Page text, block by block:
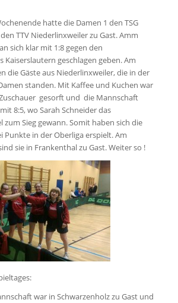
hatte die Damen 1 den TSG
TTV Niederlinxweiler zu Gast. Amm
sich klar mit 1:8 gegen den
Kaiserslautern geschlagen geben. Am
die Gäste aus Niederlinxweiler, die in der
standen. Mit Kaffee und Kuchen war
gesorft und die Mannschaft
8:5, wo Sarah Schneider das
zum Sieg gewann. Somit haben sich die
Punkte in der Oberliga erspielt. Am
sie in Frankenthal zu Gast. Weiter so !
war in Schwarzenholz zu Gast und